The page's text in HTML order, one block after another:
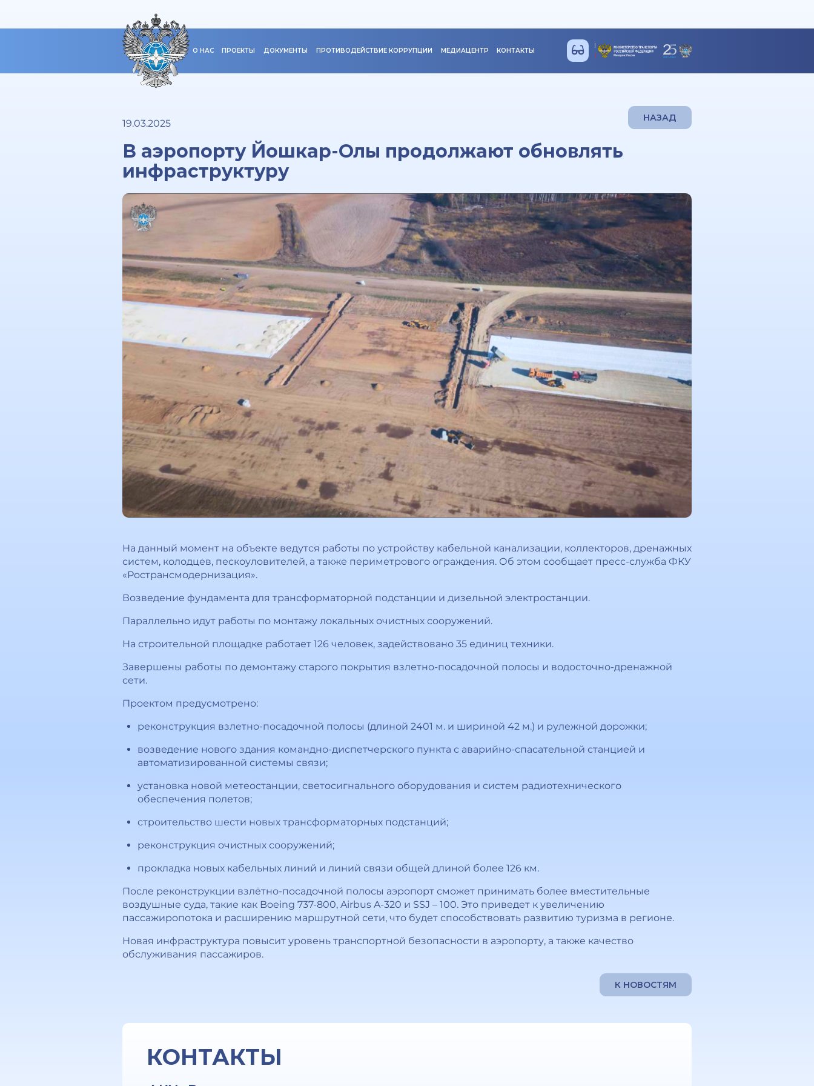
О НАС ПРОЕКТЫ ДОКУМЕНТЫ ПРОТИВОДЕЙСТВИЕ КОРРУПЦИИ МЕДИАЦЕНТР КОНТАКТЫ
19.03.2025 НАЗАД
В аэропорту Йошкар-Олы продолжают обновлять
инфраструктуру
На данный момент на объекте ведутся работы по устройству кабельной канализации, коллекторов, дренажных
систем, колодцев, пескоуловителей, а также периметрового ограждения. Об этом сообщает пресс-служба ФКУ
«Ространсмодернизация».
Возведение фундамента для трансформаторной подстанции и дизельной электростанции.
Параллельно идут работы по монтажу локальных очистных сооружений.
На строительной площадке работает 126 человек, задействовано 35 единиц техники.
Завершены работы по демонтажу старого покрытия взлетно-посадочной полосы и водосточно-дренажной
сети.
Проектом предусмотрено:
реконструкция взлетно-посадочной полосы (длиной 2401 м. и шириной 42 м.) и рулежной дорожки;
возведение нового здания командно-диспетчерского пункта с аварийно-спасательной станцией и
автоматизированной системы связи;
установка новой метеостанции, светосигнального оборудования и систем радиотехнического
обеспечения полетов;
строительство шести новых трансформаторных подстанций;
реконструкция очистных сооружений;
прокладка новых кабельных линий и линий связи общей длиной более 126 км.
После реконструкции взлётно-посадочной полосы аэропорт сможет принимать более вместительные
воздушные суда, такие как Boeing 737-800, Airbus A-320 и SSJ – 100. Это приведет к увеличению
пассажиропотока и расширению маршрутной сети, что будет способствовать развитию туризма в регионе.
Новая инфраструктура повысит уровень транспортной безопасности в аэропорту, а также качество
обслуживания пассажиров.
К НОВОСТЯМ
КОНТАКТЫ